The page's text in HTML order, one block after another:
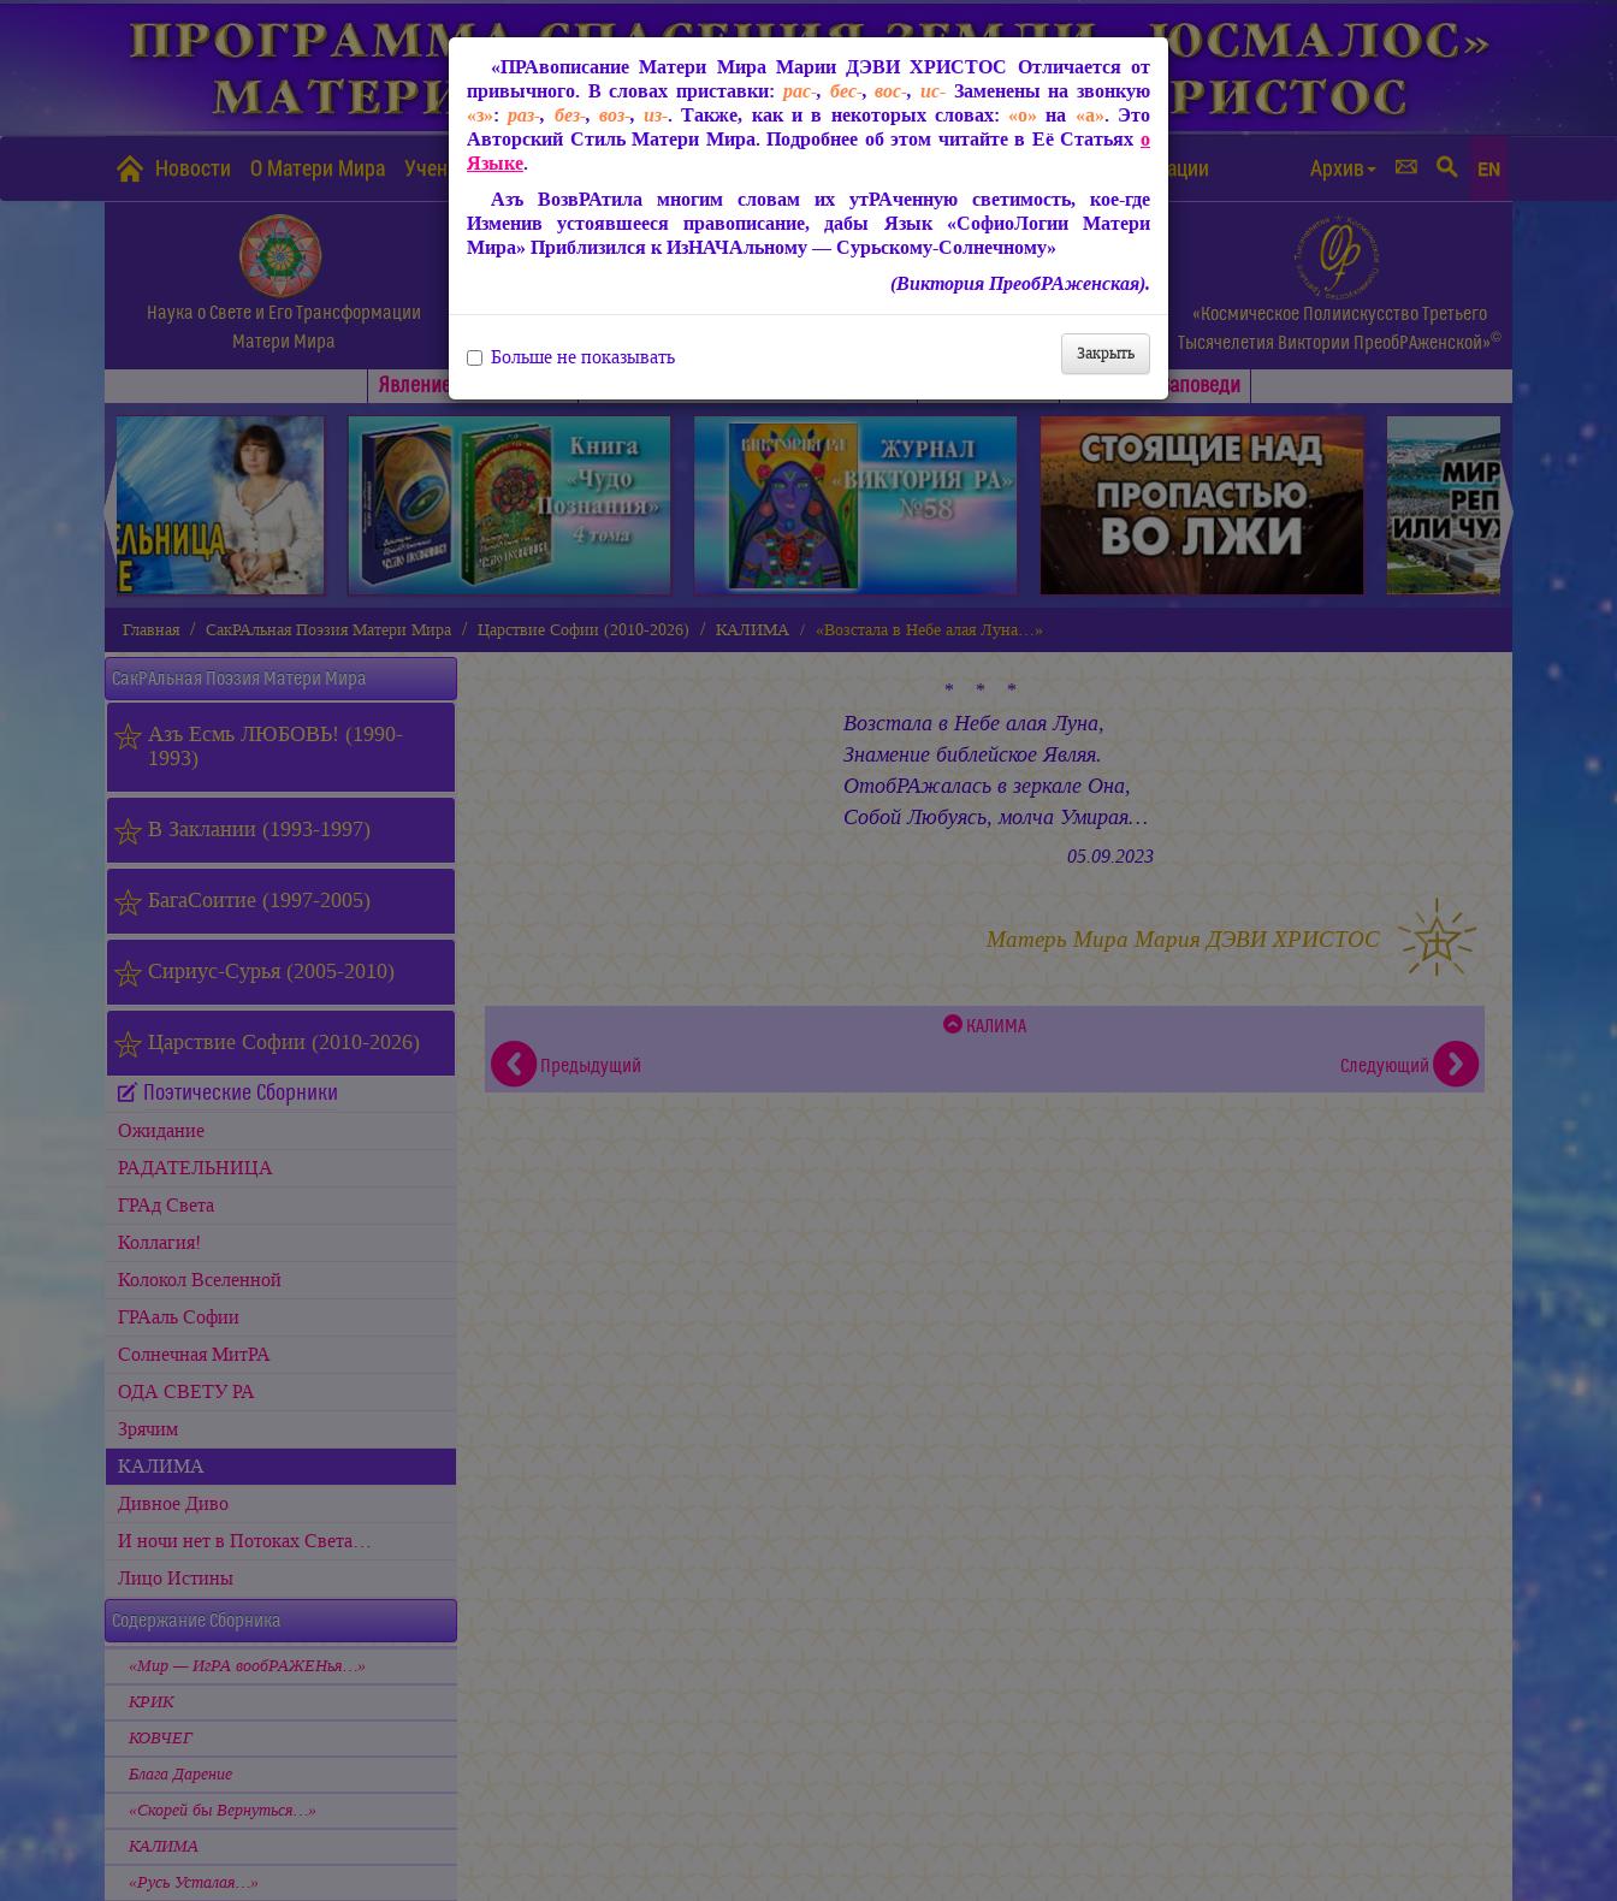
Новости О Матери Мира Учение Матери Мира Защита от чипизации Архив EN
Наука о Свете и Его Трансформации
Матери Мира
СофиоЛогия Матери Мира
Живое Слово Матери Мира.
Статьи, Книги, Видео, Аудио и др.
«Космическое Полиискусство Третьего
Тысячелетия Виктории ПреобРАженской»©
Явлениe Матери Мира Заповеди
◄ ►
Главная СакРАльная Поэзия Матери Мира Царствие Софии (2010-2026) КАЛИМА «Возстала в Небе алая Луна…»
СакРАльная Поэзия Матери Мира
Азъ Есмь ЛЮБОВЬ! (1990-
1993)
В Заклании (1993-1997)
БагаСоитие (1997-2005)
Сириус-Сурья (2005-2010)
Царствие Софии (2010-2026)
Поэтические Сборники
Ожидание
РАДАТЕЛЬНИЦА
ГРАд Света
Коллагия!
Колокол Вселенной
ГРАаль Софии
Cолнечная МитРА
ОДА СВЕТУ РА
Зрячим
КАЛИМА
Дивное Диво
И ночи нет в Потоках Света…
Лицо Истины
Содержание Сборника
«Мир — ИгРА вообРАЖЕНья…»
КРИК
КОВЧЕГ
Блага Дарение
«Скорей бы Вернуться…»
КАЛИМА
«Русь Усталая…»
* * *
Возстала в Небе алая Луна,
Знамение библейское Являя.
ОтобРАжалась в зеркале Она,
Собой Любуясь, молча Умирая…
05.09.2023
Матерь МираМария ДЭВИ ХРИСТОС
КАЛИМА
Предыдущий
Следующий
«ПРАвописание Матери Мира Марии ДЭВИ ХРИСТОС Отличается от
привычного. В словах приставки: рас-, бес-,вос-, ис-Заменены на звонкую
«з»:раз-, без-, воз-,из-. Также, как и в некоторых словах: «о» на «а». Это
Авторский Стиль Матери Мира. Подробнее об этом читайте в Её Статьях о
Языке.
Азъ ВозвРАтила многим словам их утРАченную светимость, кое-где
Изменив устоявшееся правописание, дабы Язык «СофиоЛогии Матери
Мира» Приблизился к ИзНАЧАльному — Сурьскому-Солнечному»
(Виктория ПреобРАженская).
Закрыть
Больше не показывать